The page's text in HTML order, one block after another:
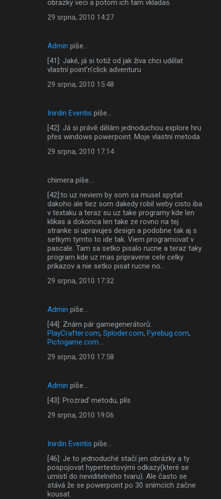
obrazky veci a potom ich tam vkladas
29 srpna, 2010 14:27
Admin píše…
[41]: Jaké, já si totiž od jak živa chci udělat
vlastní point'n'click adventuru
29 srpna, 2010 15:48
Inirdin Eventis píše…
[42]: Já si právě dělám jednoduchou explore hru
přes windows powerpoint. Moje vlastní metoda.
29 srpna, 2010 17:14
chimera píše…
[42]:to uz neviem by som sa musel spytat
dakoho ale tiez som dakedy robil weby cisto iba
v textaku a teraz su uz take programy kde len
klikas a dokonca len take ze rovno na tej
stranke si upravujes design a podobne tak aj s
setkym tymto to ide tak. Viem programovat v
pascale. Tam sa setko pisalo rucne a teraz taky
program kde uz mas pripravene cele celky
prikazov a nie setko pisat rucne no...
29 srpna, 2010 17:32
Admin píše…
[44]: Znám pár gamegenerátorů:
PlayCrafter.com, Sploder.com, Fyrebug.com,
Pictogame.com
29 srpna, 2010 17:58
Admin píše…
[43]: Prozraď metodu, plís
29 srpna, 2010 19:06
Inirdin Eventis píše…
[46]: Je to jednoduché stačí jen obrázky a ty
pospojovat hypertextovými odkazy(které se
umístí do neviditelného tvaru). Ale často se
stává že se powerpoint po 30 snímcích začne
kousat.